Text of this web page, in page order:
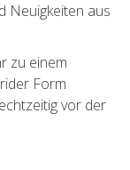
Neuigkeiten aus
zu einem
Form
vor der